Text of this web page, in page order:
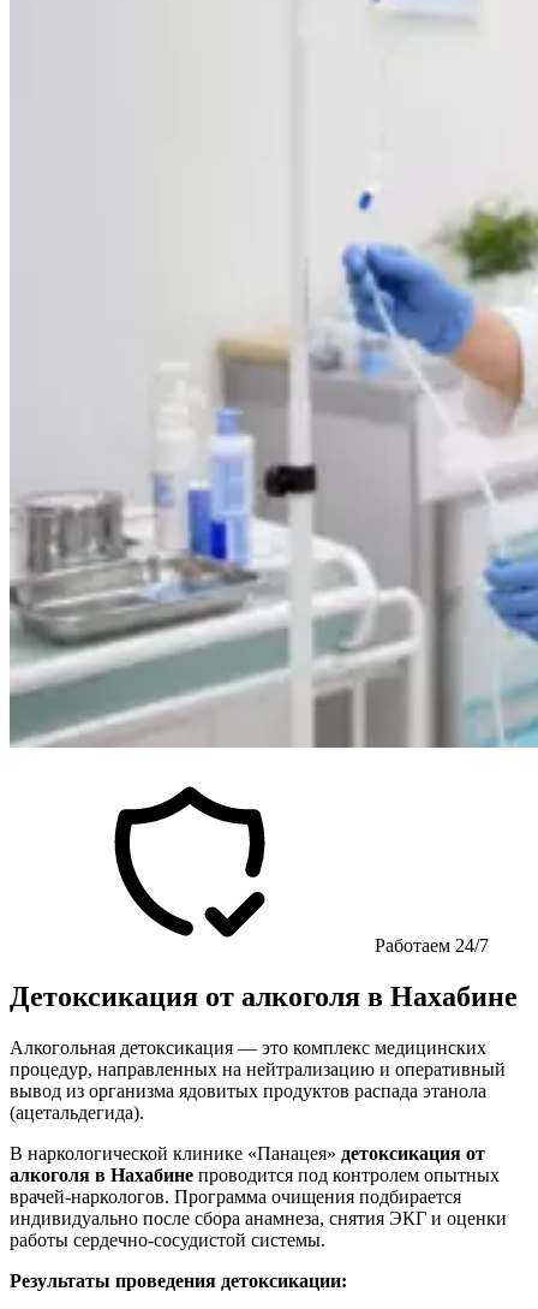
Работаем 24/7
Детоксикация от алкоголя в Нахабине
Алкогольная детоксикация — это комплекс медицинских
процедур, направленных на нейтрализацию и оперативный
вывод из организма ядовитых продуктов распада этанола
(ацетальдегида).
В наркологической клинике «Панацея» детоксикация от
алкоголя в Нахабине проводится под контролем опытных
врачей-наркологов. Программа очищения подбирается
индивидуально после сбора анамнеза, снятия ЭКГ и оценки
работы сердечно-сосудистой системы.
Результаты проведения детоксикации: